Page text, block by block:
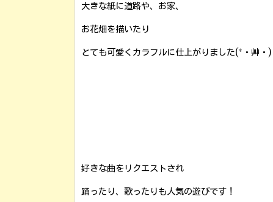
大きな紙に道路や、お家、
お花畑を描いたり
とても可愛くカラフルに仕上がりました(*・艸・)
好きな曲をリクエストされ
踊ったり、歌ったりも人気の遊びです！